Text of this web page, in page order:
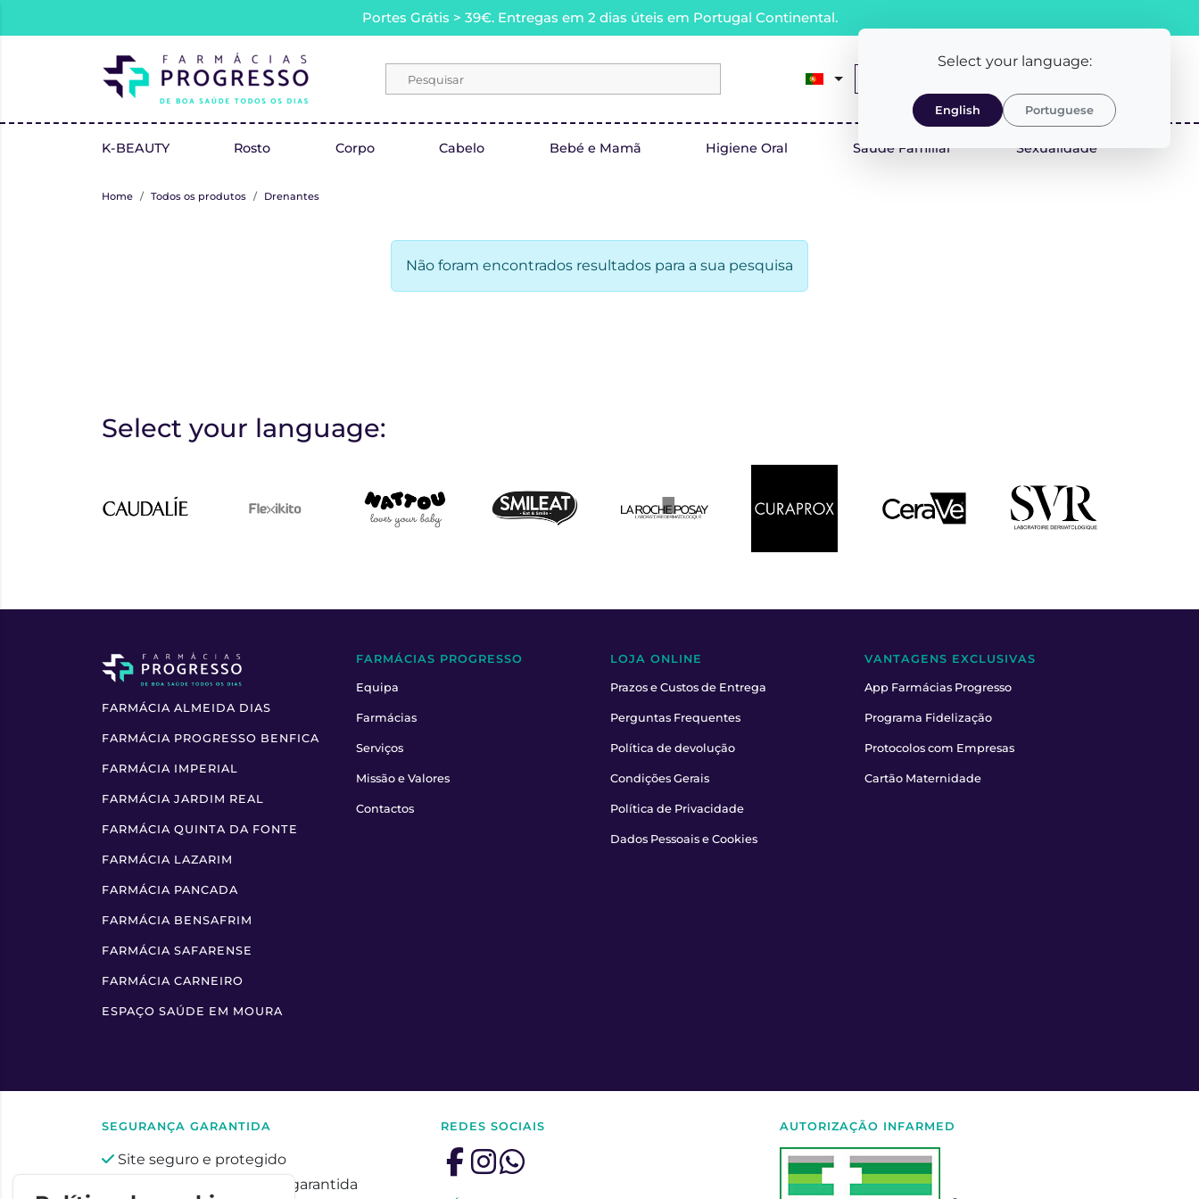
Select your language:
English Portuguese
Portes Grátis > 39€. Entregas em 2 dias úteis em Portugal Continental.
Pesquisar
0
K-BEAUTY Rosto Corpo Cabelo Bebé e Mamã Higiene Oral Saúde Familiar Sexualidade
Home Todos os produtos Drenantes
Não foram encontrados resultados para a sua pesquisa
Select your language:
FARMÁCIA ALMEIDA DIAS
FARMÁCIA PROGRESSO BENFICA
FARMÁCIA IMPERIAL
FARMÁCIA JARDIM REAL
FARMÁCIA QUINTA DA FONTE
FARMÁCIA LAZARIM
FARMÁCIA PANCADA
FARMÁCIA BENSAFRIM
FARMÁCIA SAFARENSE
FARMÁCIA CARNEIRO
ESPAÇO SAÚDE EM MOURA
FARMÁCIAS PROGRESSO
Equipa
Farmácias
Serviços
Missão e Valores
Contactos
LOJA ONLINE
Prazos e Custos de Entrega
Perguntas Frequentes
Política de devolução
Condições Gerais
Política de Privacidade
Dados Pessoais e Cookies
VANTAGENS EXCLUSIVAS
App Farmácias Progresso
Programa Fidelização
Protocolos com Empresas
Cartão Maternidade
SEGURANÇA GARANTIDA
Site seguro e protegido
Privacidade totalmente garantida
REDES SOCIAIS AUTORIZAÇÃO INFARMED